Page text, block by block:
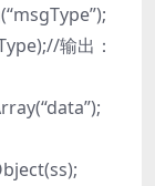
输出：